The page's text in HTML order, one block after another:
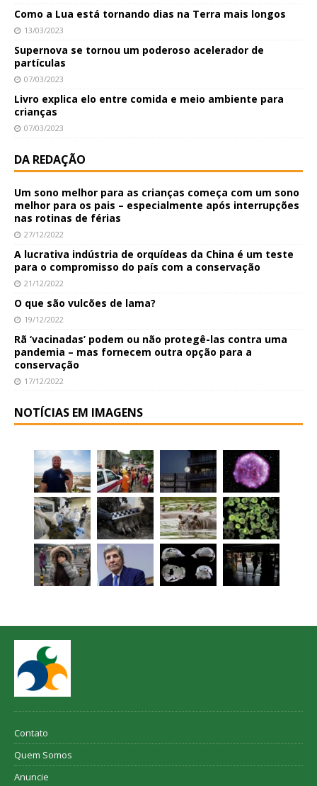
Como a Lua está tornando dias na Terra mais longos
13/03/2023
Supernova se tornou um poderoso acelerador de
partículas
07/03/2023
Livro explica elo entre comida e meio ambiente para
crianças
07/03/2023
DA REDAÇÃO
Um sono melhor para as crianças começa com um sono
melhor para os pais – especialmente após interrupções
nas rotinas de férias
27/12/2022
A lucrativa indústria de orquídeas da China é um teste
para o compromisso do país com a conservação
21/12/2022
O que são vulcões de lama?
19/12/2022
Rã ‘vacinadas’ podem ou não protegê-las contra uma
pandemia – mas fornecem outra opção para a
conservação
17/12/2022
NOTÍCIAS EM IMAGENS
Contato
Quem Somos
Anuncie